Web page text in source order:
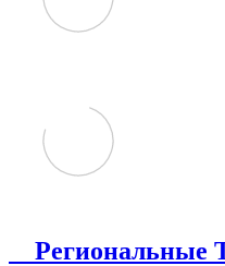
Региональные